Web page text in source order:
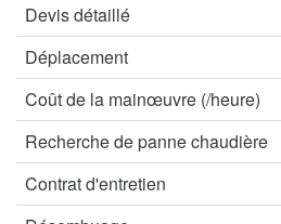
Devis détaillé
Déplacement
Coût de la mainœuvre (/heure)
Recherche de panne chaudière
Contrat d'entretien